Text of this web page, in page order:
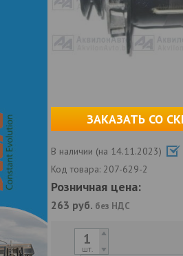
ЗАКАЗАТЬ СО
В наличии (на 14.11.2023)
Код товара: 207-629-2
Розничная цена:
263 руб. без НДС
шт.